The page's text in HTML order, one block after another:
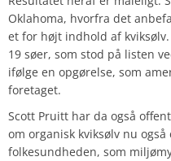
Oklahoma, hvorfra det
et for højt indhold af
19 søer, som stod på listen
ifølge en opgørelse, som
foretaget.
Scott Pruitt har da også
om organisk kviksølv nu
folkesundheden, som